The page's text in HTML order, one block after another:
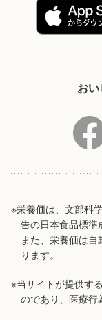
お
※栄養価は、文部科
告の日本食品標準
また、栄養価は
ります。
※当サイトが提供す
のであり、医療行